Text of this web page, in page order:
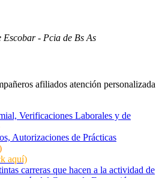
- Pcia de Bs As
afiliados atención personalizada
Verificaciones Laborales y de
Autorizaciones de Prácticas
aquí)
carreras que hacen a la actividad de